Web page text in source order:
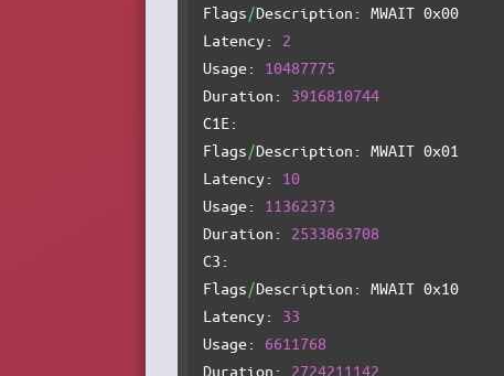
Flags/Description: MWAIT 0x00
Latency: 2
Usage: 10487775
Duration: 3916810744
C1E:
Flags/Description: MWAIT 0x01
Latency: 10
Usage: 11362373
Duration: 2533863708
C3:
Flags/Description: MWAIT 0x10
Latency: 33
Usage: 6611768
Duration: 2724211142